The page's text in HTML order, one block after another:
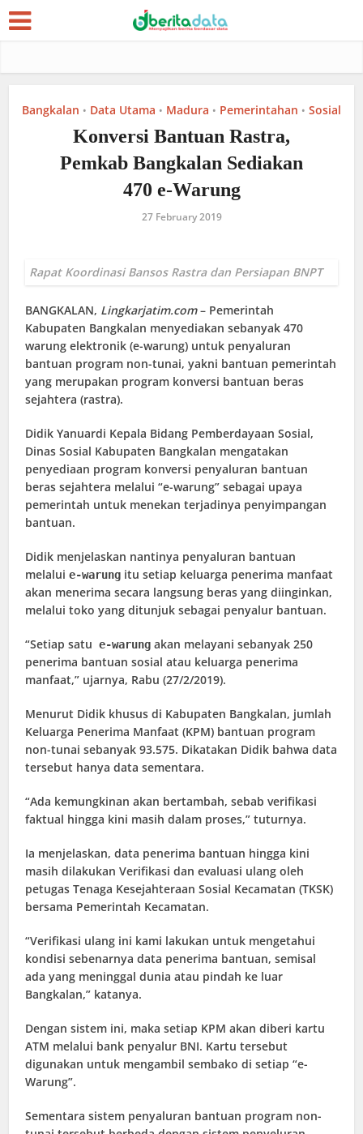
Bangkalan • Data Utama • Madura • Pemerintahan • Sosial
Konversi Bantuan Rastra,
Pemkab Bangkalan Sediakan
470 e-Warung
27 February 2019
Rapat Koordinasi Bansos Rastra dan Persiapan BNPT
BANGKALAN, Lingkarjatim.com– Pemerintah
Kabupaten Bangkalan menyediakan sebanyak 470
warung elektronik (e-warung) untuk penyaluran
bantuan program non-tunai, yakni bantuan pemerintah
yang merupakan program konversi bantuan beras
sejahtera (rastra).
Didik Yanuardi Kepala Bidang Pemberdayaan Sosial,
Dinas Sosial Kabupaten Bangkalan mengatakan
penyediaan program konversi penyaluran bantuan
beras sejahtera melalui “e-warung” sebagai upaya
pemerintah untuk menekan terjadinya penyimpangan
bantuan.
Didik menjelaskan nantinya penyaluran bantuan
melaluie-warung itu setiap keluarga penerima manfaat
akan menerima secara langsung beras yang diinginkan,
melalui toko yang ditunjuk sebagai penyalur bantuan.
“Setiap satue-warung akan melayani sebanyak 250
penerima bantuan sosial atau keluarga penerima
manfaat,” ujarnya, Rabu (27/2/2019).
Menurut Didik khusus di Kabupaten Bangkalan, jumlah
Keluarga Penerima Manfaat (KPM) bantuan program
non-tunai sebanyak 93.575. Dikatakan Didik bahwa data
tersebut hanya data sementara.
“Ada kemungkinan akan bertambah, sebab verifikasi
faktual hingga kini masih dalam proses,” tuturnya.
Ia menjelaskan, data penerima bantuan hingga kini
masih dilakukan Verifikasi dan evaluasi ulang oleh
petugas Tenaga Kesejahteraan Sosial Kecamatan (TKSK)
bersama Pemerintah Kecamatan.
“Verifikasi ulang ini kami lakukan untuk mengetahui
kondisi sebenarnya data penerima bantuan, semisal
ada yang meninggal dunia atau pindah ke luar
Bangkalan,” katanya.
Dengan sistem ini, maka setiap KPM akan diberi kartu
ATM melalui bank penyalur BNI. Kartu tersebut
digunakan untuk mengambil sembako di setiap “e-
Warung”.
Sementara sistem penyaluran bantuan program non-